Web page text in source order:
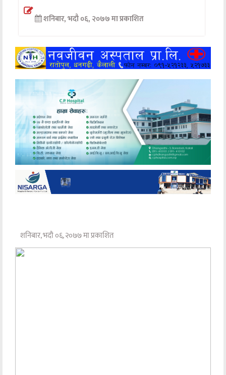
अन्तर्वार्ता
खेलकुद
मनोरञ्जन
अन्य
शनिबार, भदौ ०६, २०७७ मा प्रकाशित
शनिबार, भदौ ०६, २०७७ मा प्रकाशित